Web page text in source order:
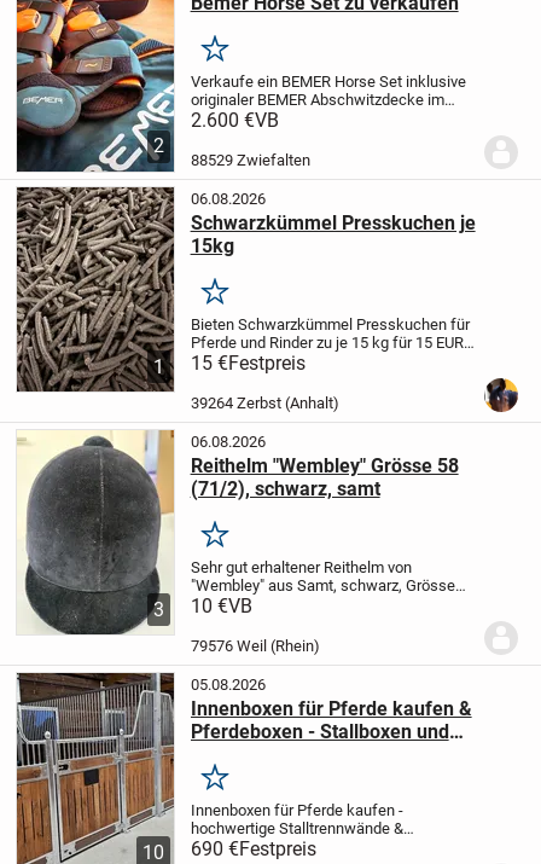
2
Merken
Verkaufe ein BEMER Horse Set inklusive
originaler BEMER Abschwitzdecke im
Komplettset.Das Set wurde im Juni 2021
sich in einem sehr guten, gepflegten
2.600 €VB
88529 Zwiefalten
1
06.08.2026
Schwarzkümmel Presskuchen je
15kg
Merken
Bieten Schwarzkümmel Presskuchen für
Pferde und Rinder zu je 15 kg für 15 EUR
an. Haupteinsatzbereiche und
Atemwege: Hilft bei
staubbedingtem Husten, leichten
Bronchialreizungen und...
15 €Festpreis
39264 Zerbst (Anhalt)
3
06.08.2026
Reithelm "Wembley" Grösse 58
(71/2), schwarz, samt
Merken
Sehr gut erhaltener Reithelm von
"Wembley" aus Samt, schwarz, Grösse
58, ohne Beschädigugen. Selten
10 €VB
79576 Weil (Rhein)
10
05.08.2026
Innenboxen für Pferde kaufen &
Pferdeboxen - Stallboxen und
Merken
Innenboxen für Pferde kaufen -
hochwertige Stalltrennwände &
Boxensysteme vom Hersteller
690 €Festpreis